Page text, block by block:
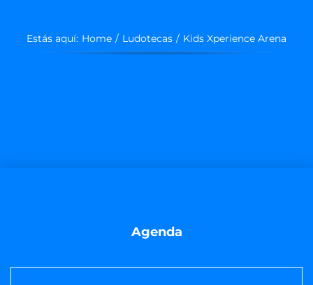
Estás aquí: Home Ludotecas Kids Xperience Arena
Agenda